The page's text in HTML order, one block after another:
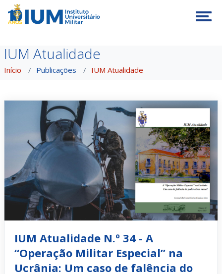
IUM Atualidade
Início Publicações IUM Atualidade
IUM Atualidade N.º 34 - A
“Operação Militar Especial” na
Ucrânia: Um caso de falência do